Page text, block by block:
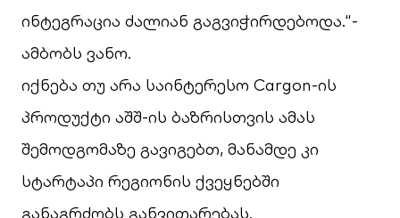
ინტეგრაცია ძალიან გაგვიჭირდებოდა.“-
ამბობს ვანო.
იქნება თუ არა საინტერესო Cargon-ის
პროდუქტი აშშ-ის ბაზრისთვის ამას
შემოდგომაზე გავიგებთ, მანამდე კი
სტარტაპი რეგიონის ქვეყნებში
განაგრძობს განვითარებას.